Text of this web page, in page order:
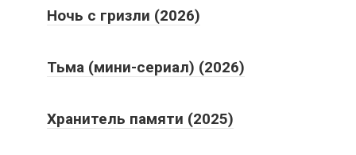
Ночь с гризли (2026)
Тьма (мини-сериал) (2026)
Хранитель памяти (2025)